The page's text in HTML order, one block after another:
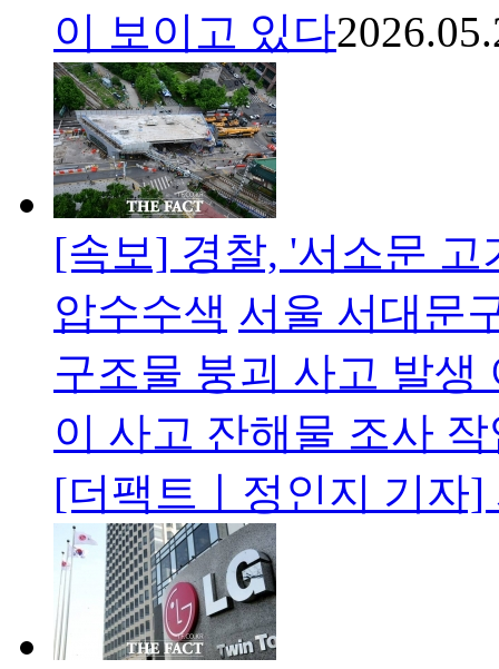
이 보이고 있다
[속보] 경찰, '서소문 고
압수수색 서울 서대문
구조물 붕괴 사고 발생
이 사고 잔해물 조사
[더팩트ㅣ정인지 기자]